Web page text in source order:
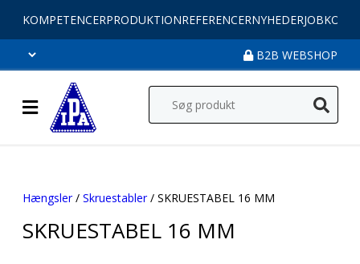
KOMPETENCERPRODUKTIONREFERENCERNYHEDERJOB
B2B WEBSHOP
Hængsler/ Skruestabler/ SKRUESTABEL 16 MM
SKRUESTABEL 16 MM